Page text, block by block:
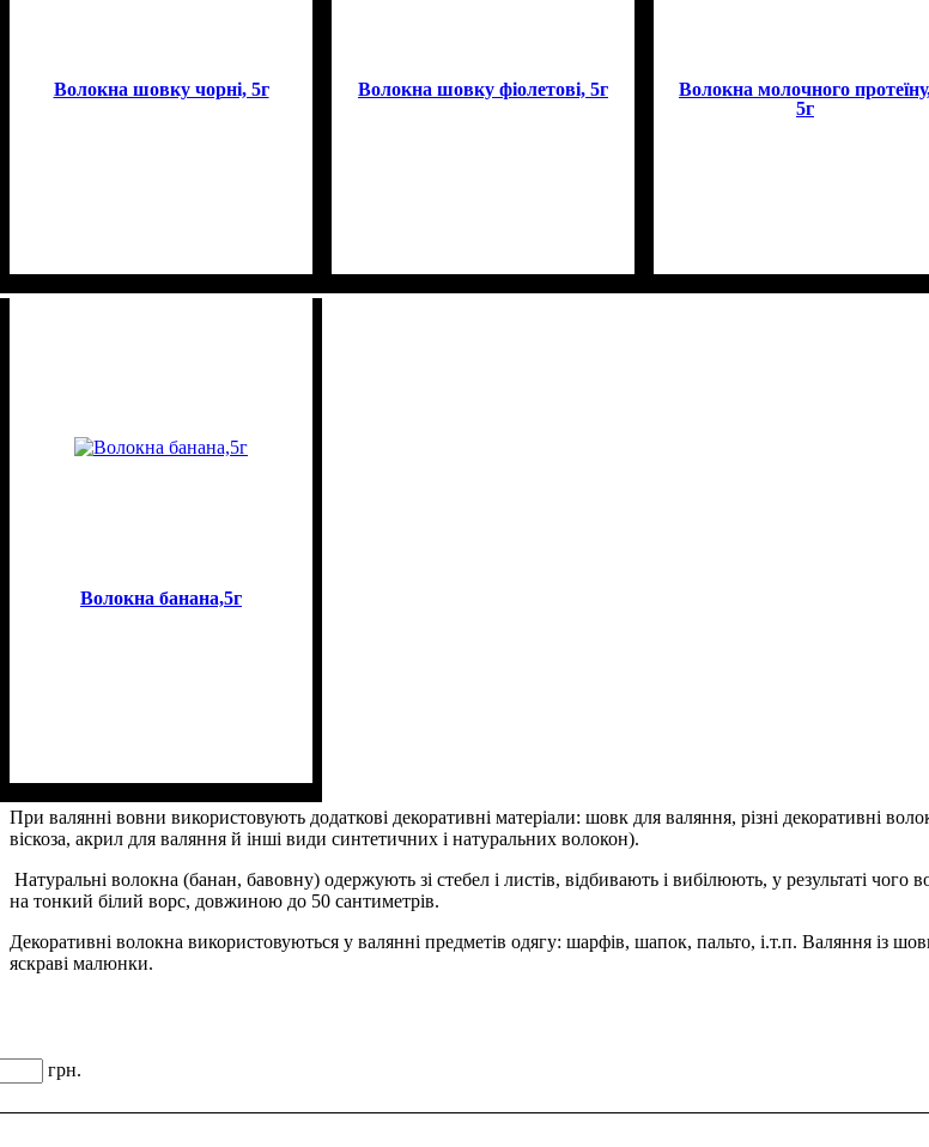
Волокна шовку чорні, 5г Волокна шовку фіолетові, 5г
Волокна молочного
5г
Волокна банана,5г
При валянні вовни використовують додаткові декоративні матеріали: шовк для валяння, різні декоративні
віскоза, акрил для валяння й інші види синтетичних і натуральних волокон).
Натуральні волокна (банан, бавовну) одержують зі стебел і листів, відбивають і вибілюють, у результаті
на тонкий білий ворс, довжиною до 50 сантиметрів.
Декоративні волокна використовуються у валянні предметів одягу: шарфів, шапок, пальто, і.т.п. Валяння із
яскраві малюнки.
грн.